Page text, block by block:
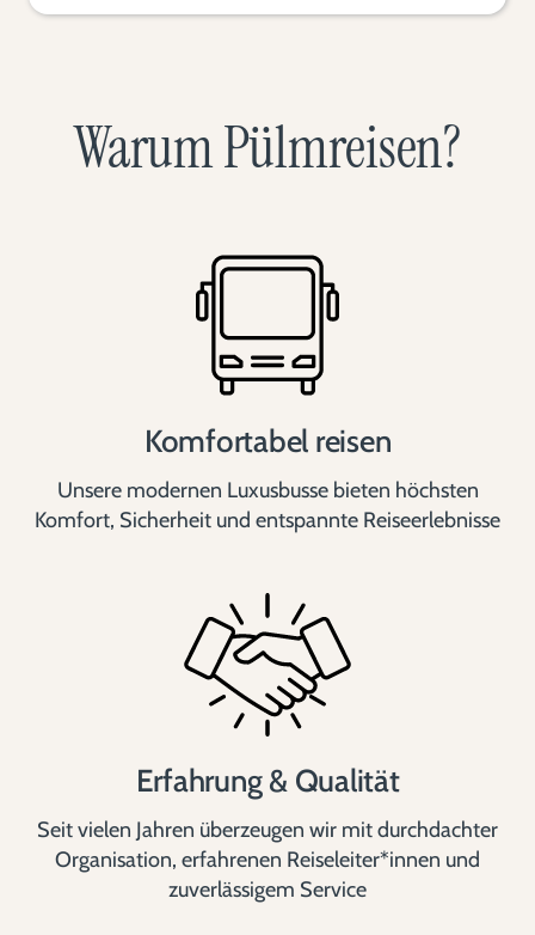
Warum Pülmreisen?
Komfortabel reisen
Unsere modernen Luxusbusse bieten höchsten
Komfort, Sicherheit und entspannte Reiseerlebnisse
Erfahrung & Qualität
Seit vielen Jahren überzeugen wir mit durchdachter
Organisation, erfahrenen Reiseleiter*innen und
zuverlässigem Service